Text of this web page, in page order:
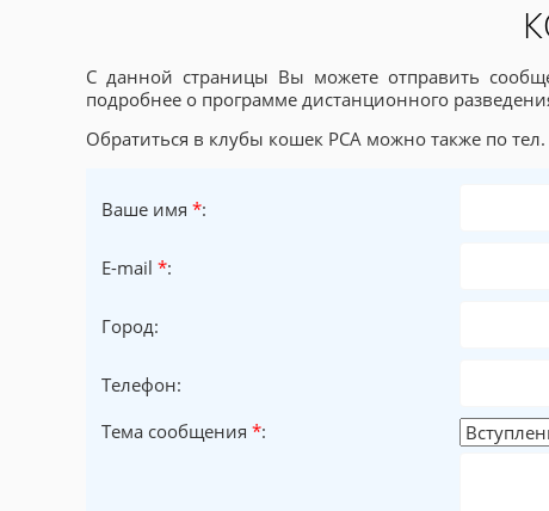
С данной страницы Вы можете отправить
подробнее о программе дистанционного разведения
Обратиться в клубы кошек PCA можно также по
Ваше имя *:
E-mail *:
Город:
Телефон:
Тема сообщения *: